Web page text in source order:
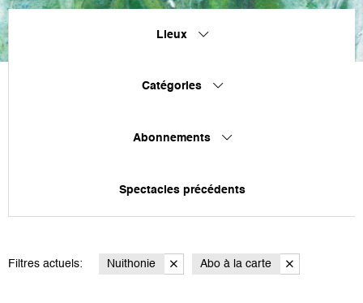
Lieux
Catégories
Abonnements
Spectacles précédents
Filtres actuels: Nuithonie Abo à la carte